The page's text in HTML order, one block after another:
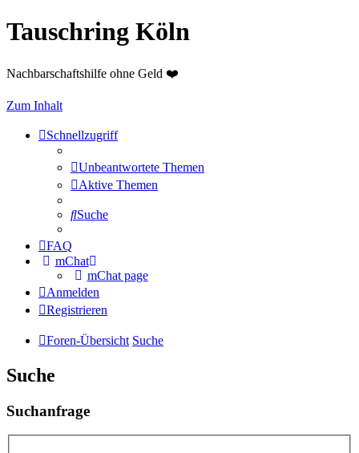
Tauschring Köln
Nachbarschaftshilfe ohne Geld ❤️
Zum Inhalt
Schnellzugriff
Unbeantwortete Themen
Aktive Themen
Suche
FAQ
mChat
mChat page
Anmelden
Registrieren
Foren-Übersicht Suche
Suche
Suchanfrage